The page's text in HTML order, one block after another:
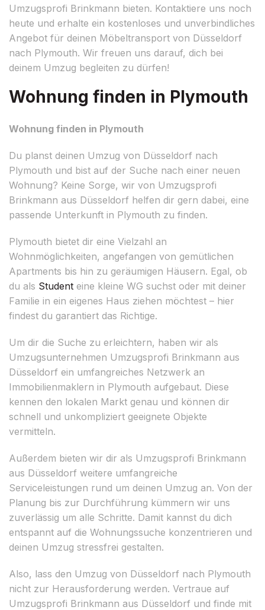
Umzugsprofi Brinkmann bieten. Kontaktiere uns noch
heute und erhalte ein kostenloses und unverbindliches
Angebot für deinen Möbeltransport von Düsseldorf
nach Plymouth. Wir freuen uns darauf, dich bei
deinem Umzug begleiten zu dürfen!
Wohnung finden in Plymouth
Wohnung finden in Plymouth
Du planst deinen Umzug von Düsseldorf nach
Plymouth und bist auf der Suche nach einer neuen
Wohnung? Keine Sorge, wir von Umzugsprofi
Brinkmann aus Düsseldorf helfen dir gern dabei, eine
passende Unterkunft in Plymouth zu finden.
Plymouth bietet dir eine Vielzahl an
Wohnmöglichkeiten, angefangen von gemütlichen
Apartments bis hin zu geräumigen Häusern. Egal, ob
du als Student eine kleine WG suchst oder mit deiner
Familie in ein eigenes Haus ziehen möchtest – hier
findest du garantiert das Richtige.
Um dir die Suche zu erleichtern, haben wir als
Umzugsunternehmen Umzugsprofi Brinkmann aus
Düsseldorf ein umfangreiches Netzwerk an
Immobilienmaklern in Plymouth aufgebaut. Diese
kennen den lokalen Markt genau und können dir
schnell und unkompliziert geeignete Objekte
vermitteln.
Außerdem bieten wir dir als Umzugsprofi Brinkmann
aus Düsseldorf weitere umfangreiche
Serviceleistungen rund um deinen Umzug an. Von der
Planung bis zur Durchführung kümmern wir uns
zuverlässig um alle Schritte. Damit kannst du dich
entspannt auf die Wohnungssuche konzentrieren und
deinen Umzug stressfrei gestalten.
Also, lass den Umzug von Düsseldorf nach Plymouth
nicht zur Herausforderung werden. Vertraue auf
Umzugsprofi Brinkmann aus Düsseldorf und finde mit